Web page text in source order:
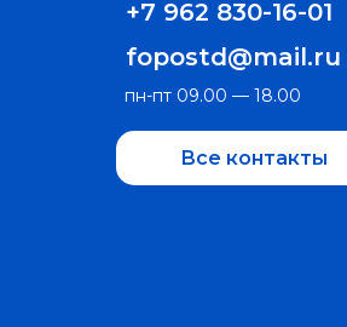
fopostd@mail.ru
+7 962 830-16-01
пн-пт 09.00 — 18.00
Все контакты